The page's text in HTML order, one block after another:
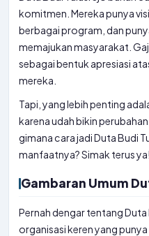
komitmen. Mereka punya
berbagai program, dan
memajukan masyarakat.
sebagai bentuk apresiasi
mereka.
Tapi, yang lebih penting
karena udah bikin
gimana cara jadi Duta Budi
manfaatnya? Simak terus ya!
Gambaran Umum
Pernah dengar tentang Duta
organisasi keren yang